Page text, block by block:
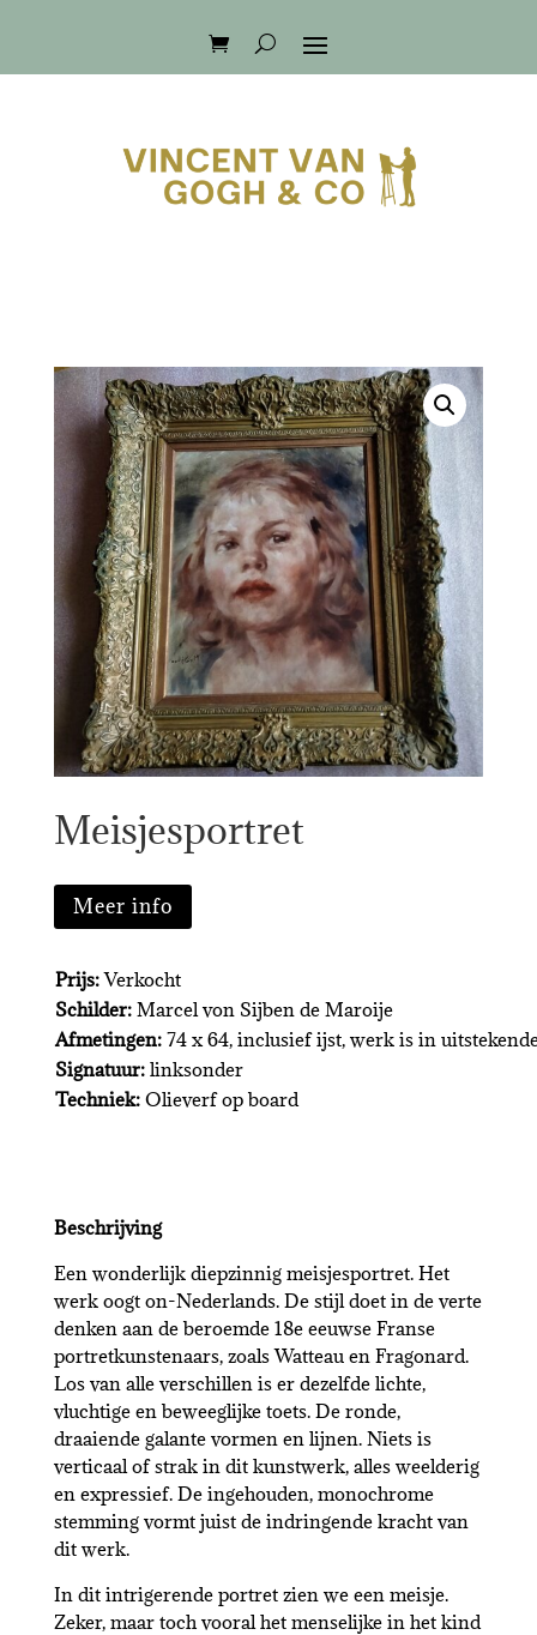
Meisjesportret
Meer info
Prijs:Verkocht
Schilder: Marcel von Sijben de Maroije
Afmetingen:74 x 64, inclusief ijst, werk is in
Signatuur:linksonder
Techniek: Olieverf op board
Beschrijving
Een wonderlijk diepzinnig meisjesportret. Het
werk oogt on-Nederlands. De stijl doet in de verte
denken aan de beroemde 18e eeuwse Franse
portretkunstenaars, zoals Watteau en Fragonard.
Los van alle verschillen is er dezelfde lichte,
vluchtige en beweeglijke toets. De ronde,
draaiende galante vormen en lijnen. Niets is
verticaal of strak in dit kunstwerk, alles weelderig
en expressief. De ingehouden, monochrome
stemming vormt juist de indringende kracht van
dit werk.
In dit intrigerende portret zien we een meisje.
Zeker, maar toch vooral het menselijke in het kind